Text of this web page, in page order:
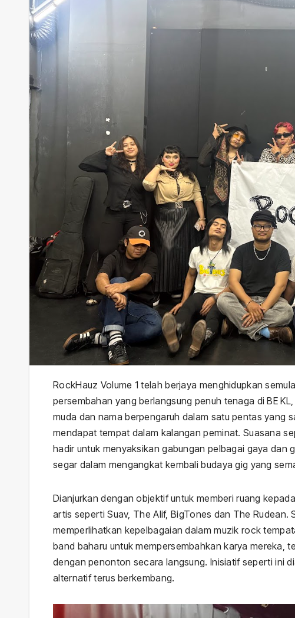
RockHauz Volume 1 telah berjaya menghidupkan
persembahan yang berlangsung penuh tenaga di BE
muda dan nama berpengaruh dalam satu pentas yang
mendapat tempat dalam kalangan peminat. Suasana
hadir untuk menyaksikan gabungan pelbagai gaya
segar dalam mengangkat kembali budaya gig yang
Dianjurkan dengan objektif untuk memberi ruang
artis seperti Suav, The Alif, BigTones dan The
memperlihatkan kepelbagaian dalam muzik rock
band baharu untuk mempersembahkan karya mereka,
dengan penonton secara langsung. Inisiatif seperti ini
alternatif terus berkembang.